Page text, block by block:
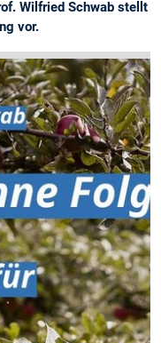
Wilfried Schwab stellt
vor.